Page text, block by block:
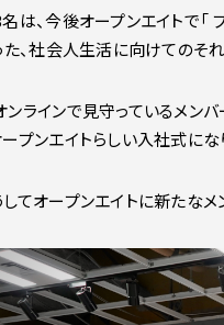
は、今後オープンエイトで「
た、社会人生活に向けての
ンラインで見守っているメン
プンエイトらしい入社式にな
てオープンエイトに新たなメ